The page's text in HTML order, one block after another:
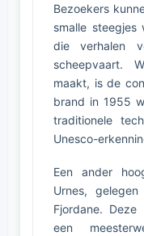
Bezoekers
smalle steegjes
die verhalen
scheepvaart.
maakt, is de
brand in 1955
traditionele
Unesco-
Een ander
Urnes,
Fjordane.
een